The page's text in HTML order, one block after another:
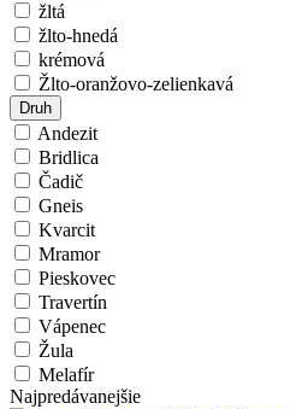
žltá
žlto-hnedá
krémová
Žlto-oranžovo-zelienkavá
Druh
Andezit
Bridlica
Čadič
Gneis
Kvarcit
Mramor
Pieskovec
Travertín
Vápenec
Žula
Melafír
Najpredávanejšie